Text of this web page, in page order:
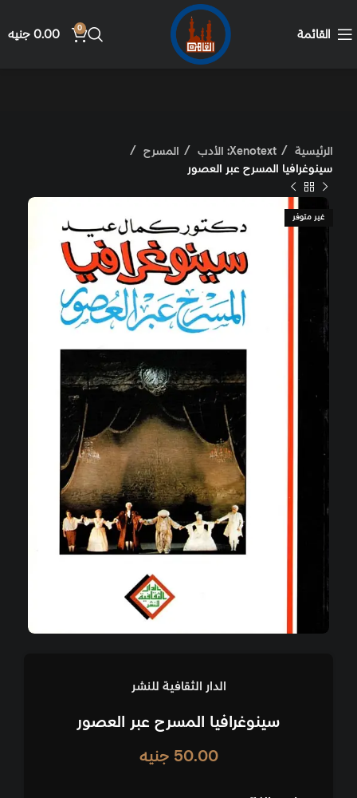
القائمة 0
0.00 جنيه
الرئيسية Xenotext: الأدب
المسرح
سينوغرافيا المسرح عبر العصور
غير متوفر
الدار الثقافية للنشر
سينوغرافيا المسرح عبر العصور
50.00 جنيه